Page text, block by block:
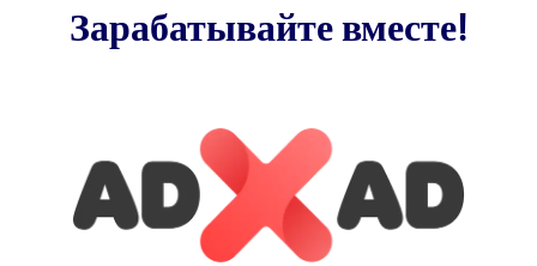
Зарабатывайте вместе!